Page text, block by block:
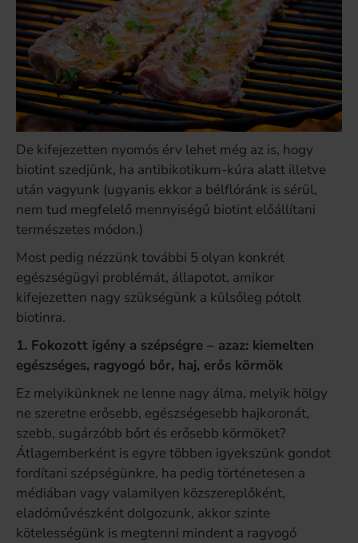
De kifejezetten nyomós érv lehet még az is, hogy
biotint szedjünk, ha antibikotikum-kúra alatt illetve
után vagyunk (ugyanis ekkor a bélflóránk is sérül,
nem tud megfelelő mennyiségű biotint előállítani
természetes módon.)
Most pedig nézzünk további 5 olyan konkrét
egészségügyi problémát, állapotot, amikor
kifejezetten nagy szükségünk a külsőleg pótolt
biotinra.
1. Fokozott igény a szépségre – azaz: kiemelten
egészséges, ragyogó bőr, haj, erős körmök
Ez melyikünknek ne lenne nagy álma, melyik hölgy
ne szeretne erősebb, egészségesebb hajkoronát,
szebb, sugárzóbb bőrt és erősebb körmöket?
Átlagemberként is egyre többen igyekszünk gondot
fordítani szépségünkre, ha pedig történetesen a
médiában vagy valamilyen közszereplőként,
eladóművészként dolgozunk, akkor szinte
kötelességünk is megtenni mindent a ragyogó